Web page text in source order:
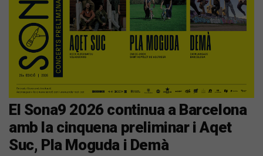
El Sona9 2026 continua a Barcelona
amb la cinquena preliminar i Aqet
Suc, Pla Moguda i Demà